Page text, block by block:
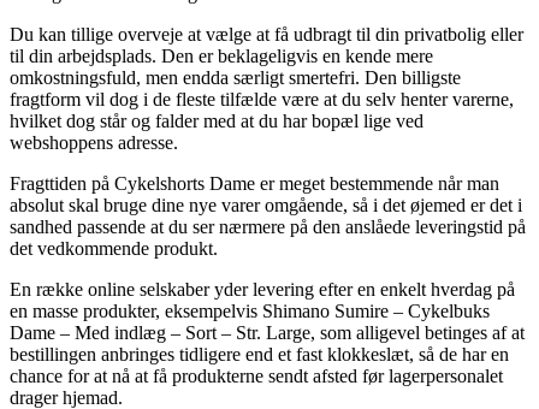
Du kan tillige overveje at vælge at få udbragt til din privatbolig eller
til din arbejdsplads. Den er beklageligvis en kende mere
omkostningsfuld, men endda særligt smertefri. Den billigste
fragtform vil dog i de fleste tilfælde være at du selv henter varerne,
hvilket dog står og falder med at du har bopæl lige ved
webshoppens adresse.
Fragttiden på Cykelshorts Dame er meget bestemmende når man
absolut skal bruge dine nye varer omgående, så i det øjemed er det i
sandhed passende at du ser nærmere på den anslåede leveringstid på
det vedkommende produkt.
En række online selskaber yder levering efter en enkelt hverdag på
en masse produkter, eksempelvis Shimano Sumire – Cykelbuks
Dame – Med indlæg – Sort – Str. Large, som alligevel betinges af at
bestillingen anbringes tidligere end et fast klokkeslæt, så de har en
chance for at nå at få produkterne sendt afsted før lagerpersonalet
drager hjemad.